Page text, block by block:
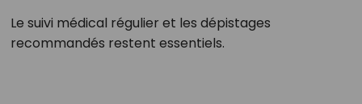
Le suivi médical régulier et les dépistages
recommandés restent essentiels.